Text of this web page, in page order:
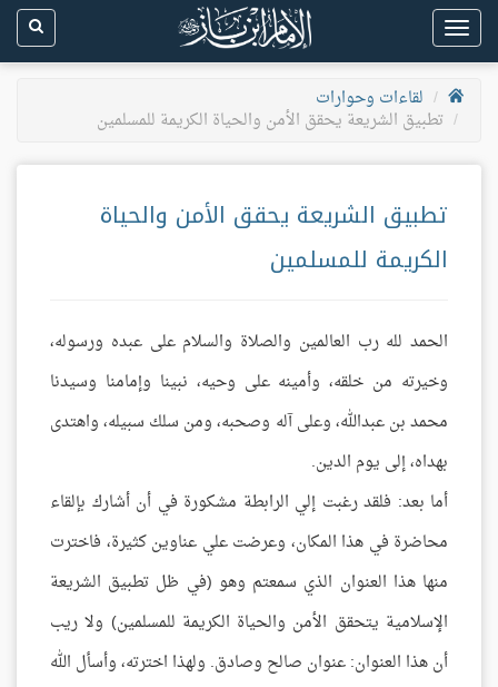
Toggle
navigation
لقاءات وحوارات
تطبيق الشريعة يحقق الأمن والحياة الكريمة للمسلمين
تطبيق الشريعة يحقق الأمن والحياة
الكريمة للمسلمين
الحمد لله رب العالمين والصلاة والسلام على عبده ورسوله،
وخيرته من خلقه، وأمينه على وحيه، نبينا وإمامنا وسيدنا
محمد بن عبدالله، وعلى آله وصحبه، ومن سلك سبيله، واهتدى
بهداه، إلى يوم الدين.
أما بعد: فلقد رغبت إلي الرابطة مشكورة في أن أشارك بإلقاء
محاضرة في هذا المكان، وعرضت علي عناوين كثيرة، فاخترت
منها هذا العنوان الذي سمعتم وهو (في ظل تطبيق الشريعة
الإسلامية يتحقق الأمن والحياة الكريمة للمسلمين) ولا ريب
أن هذا العنوان: عنوان صالح وصادق. ولهذا اخترته، وأسأل الله